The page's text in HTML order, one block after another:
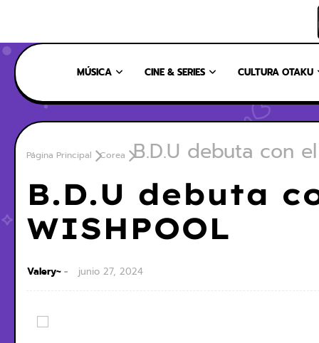
MÚSICA CINE & SERIES CULTURA OTAKU
Página Principal Corea B.D.U debuta con
B.D.U debuta
WISHPOOL
Valery~ junio 27, 2024